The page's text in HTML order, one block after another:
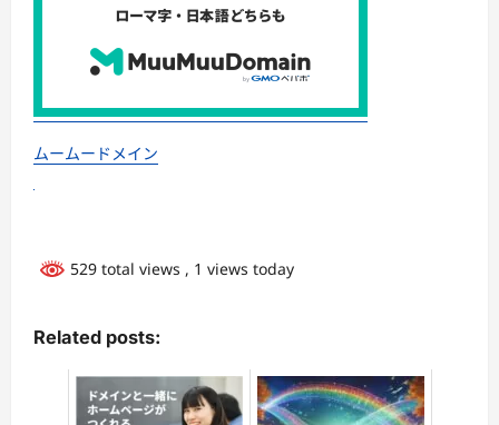
ムームードメイン
529 total views , 1 views today
Related posts: